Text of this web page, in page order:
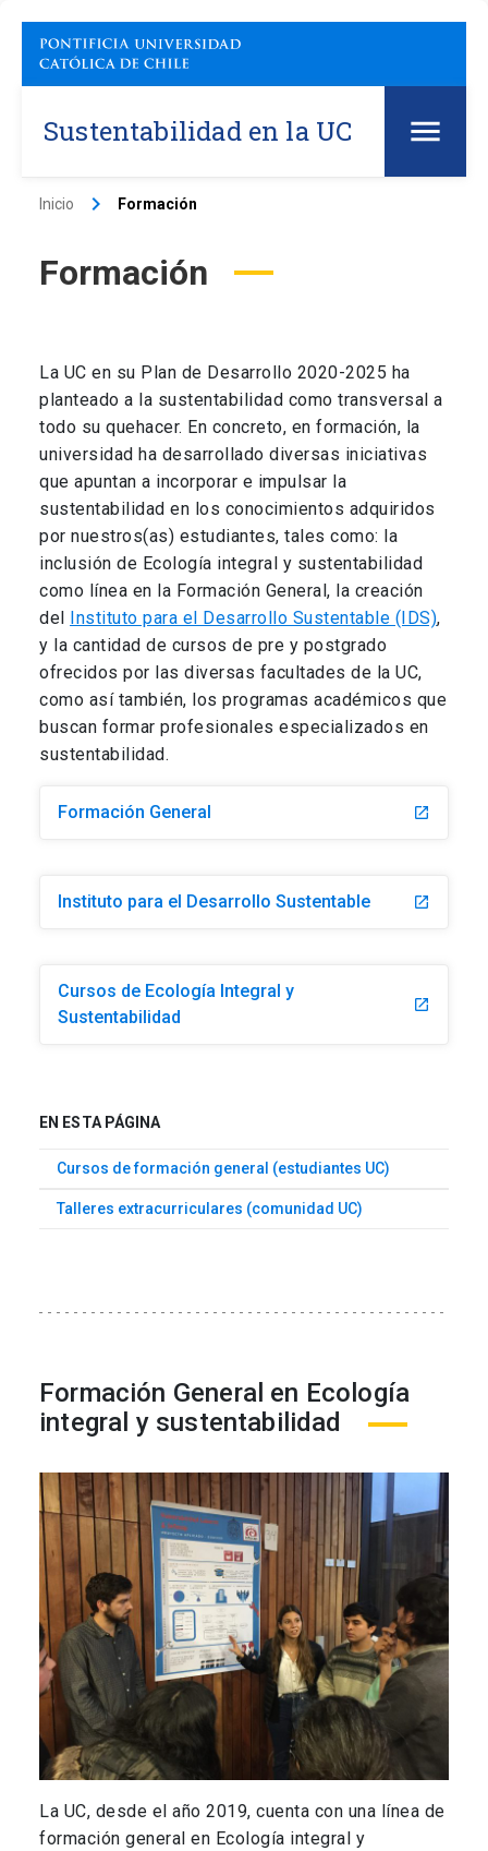
Sustentabilidad en la UC
Inicio keyboard_arrow_right Formación
Formación
La UC en su Plan de Desarrollo 2020-2025 ha
planteado a la sustentabilidad como transversal a
todo su quehacer. En concreto, en formación, la
universidad ha desarrollado diversas iniciativas
que apuntan a incorporar e impulsar la
sustentabilidad en los conocimientos adquiridos
por nuestros(as) estudiantes, tales como: la
inclusión de Ecología integral y sustentabilidad
como línea en la Formación General, la creación
del Instituto para el Desarrollo Sustentable (IDS),
y la cantidad de cursos de pre y postgrado
ofrecidos por las diversas facultades de la UC,
como así también, los programas académicos que
buscan formar profesionales especializados en
sustentabilidad.
Formación General launch
Instituto para el Desarrollo Sustentable launch
Cursos de Ecología Integral y
Sustentabilidad
launch
EN ESTA PÁGINA
Cursos de formación general (estudiantes UC)
Talleres extracurriculares (comunidad UC)
Formación General en Ecología
integral y sustentabilidad
La UC, desde el año 2019, cuenta con una línea de
formación general en Ecología integral y